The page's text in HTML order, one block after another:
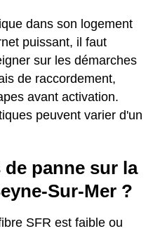
dans son logement
puissant, il faut
sur les démarches
de raccordement,
avant activation.
peuvent varier d'un
de panne sur la
Sur-Mer ?
SFR est faible ou